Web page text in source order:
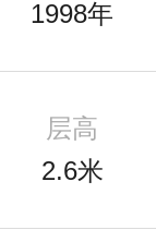
1998年
层高
2.6米